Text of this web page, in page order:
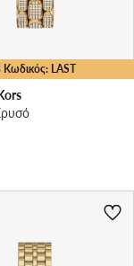
Κωδικός: LAST